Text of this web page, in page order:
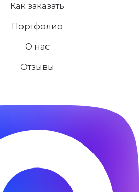
Как заказать
Портфолио
О нас
Отзывы